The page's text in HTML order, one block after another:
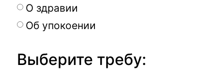
О здравии
Об упокоении
Выберите требу: